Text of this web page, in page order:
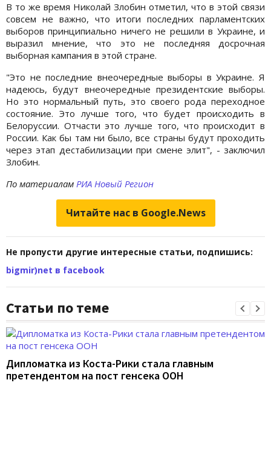
В то же время Николай Злобин отметил, что в этой связи
совсем не важно, что итоги последних парламентских
выборов принципиально ничего не решили в Украине, и
выразил мнение, что это не последняя досрочная
выборная кампания в этой стране.
"Это не последние внеочередные выборы в Украине. Я
надеюсь, будут внеочередные президентские выборы.
Но это нормальный путь, это своего рода переходное
состояние. Это лучше того, что будет происходить в
Белоруссии. Отчасти это лучше того, что происходит в
России. Как бы там ни было, все страны будут проходить
через этап дестабилизации при смене элит", - заключил
Злобин.
По материалам РИА Новый Регион
Читайте нас в Google.News
Не пропусти другие интересные статьи, подпишись:
bigmir)net в facebook
Статьи по теме
Дипломатка из Коста-Рики стала главным
претендентом на пост генсека ООН